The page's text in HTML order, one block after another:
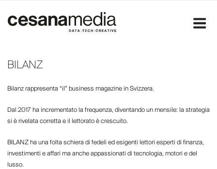
contenuto
BILANZ
Bilanz rappresenta “il” business magazine in Svizzera.
Dal 2017 ha incrementato la frequenza, diventando un mensile: la strategia
si è rivelata corretta e il lettorato è crescuito.
BILANZ ha una folta schiera di fedeli ed esigenti lettori esperti di finanza,
investimenti e affari ma anche appassionati di tecnologia, motori e del
lusso.